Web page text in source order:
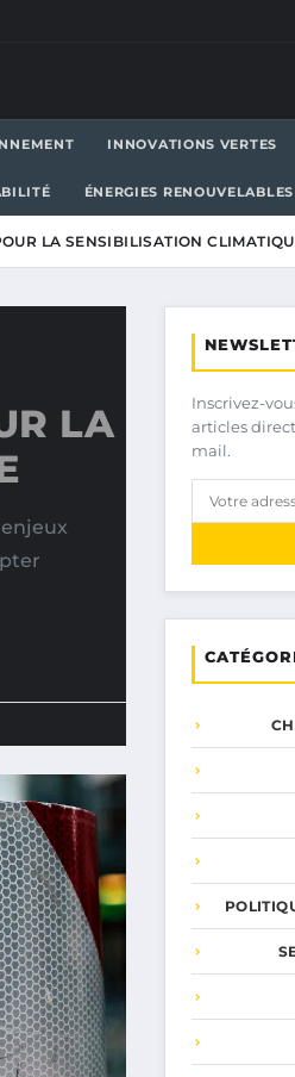
INNOVATIONS VERTES
ÉNERGIES RENOUVELABLES
LA SENSIBILISATION
LA
Inscrivez-
articles
mail.